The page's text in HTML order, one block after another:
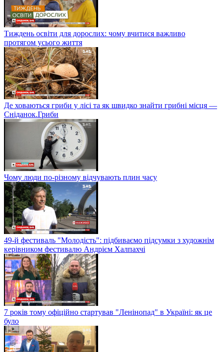
Тиждень освіти для дорослих: чому вчитися важливо
протягом усього життя
Де ховаються гриби у лісі та як швидко знайти грибні місця —
Сніданок.Гриби
Чому люди по-різному відчувають плин часу
49-й фестиваль "Молодість": підбиваємо підсумки з художнім
керівником фестивалю Андрієм Халпахчі
7 років тому офіційно стартував "Ленінопад" в Україні: як це
було